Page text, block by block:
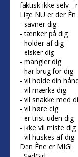
faktisk ikke selv -
Lige NU er der Èn
- savner dig
- tænker på dig
- holder af dig
- elsker dig
- mangler dig
- har brug for dig
- vil holde din hånd
- vil mærke dig
- vil snakke med
- vil høre dig
- er trist uden dig
- ikke vil miste dig
- vil huskes af dig
Den Ène er MIG!